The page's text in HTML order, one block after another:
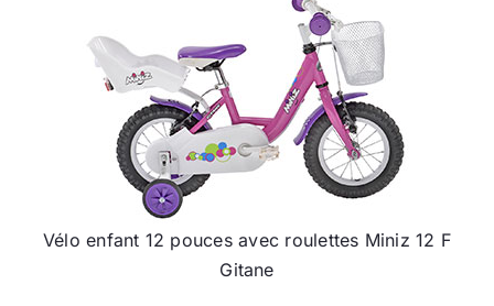
Vélo enfant 12 pouces avec roulettes Miniz 12 F
Gitane